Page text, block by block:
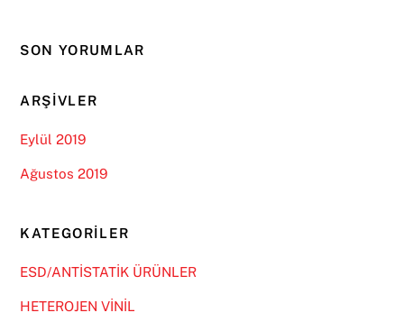
SON YORUMLAR
ARŞIVLER
Eylül 2019
Ağustos 2019
KATEGORILER
ESD/ANTİSTATİK ÜRÜNLER
HETEROJEN VİNİL